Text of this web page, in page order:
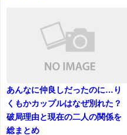
あんなに仲良しだったのに…り
くもかカップルはなぜ別れた？
破局理由と現在の二人の関係を
総まとめ